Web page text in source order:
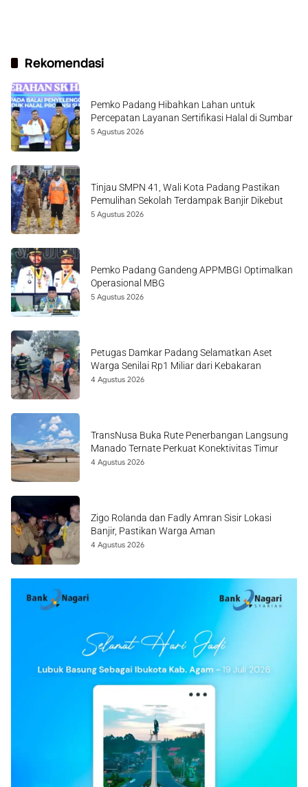
Rekomendasi
Pemko Padang Hibahkan Lahan untuk
Percepatan Layanan Sertifikasi Halal di Sumbar
5 Agustus 2026
Tinjau SMPN 41, Wali Kota Padang Pastikan
Pemulihan Sekolah Terdampak Banjir Dikebut
5 Agustus 2026
Pemko Padang Gandeng APPMBGI Optimalkan
Operasional MBG
5 Agustus 2026
Petugas Damkar Padang Selamatkan Aset
Warga Senilai Rp1 Miliar dari Kebakaran
4 Agustus 2026
TransNusa Buka Rute Penerbangan Langsung
Manado Ternate Perkuat Konektivitas Timur
4 Agustus 2026
Zigo Rolanda dan Fadly Amran Sisir Lokasi
Banjir, Pastikan Warga Aman
4 Agustus 2026